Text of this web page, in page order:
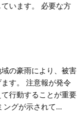
います。 必要な方
の豪雨により、被害
す。 注意報が発令
行動することが重要
ングが示されて...